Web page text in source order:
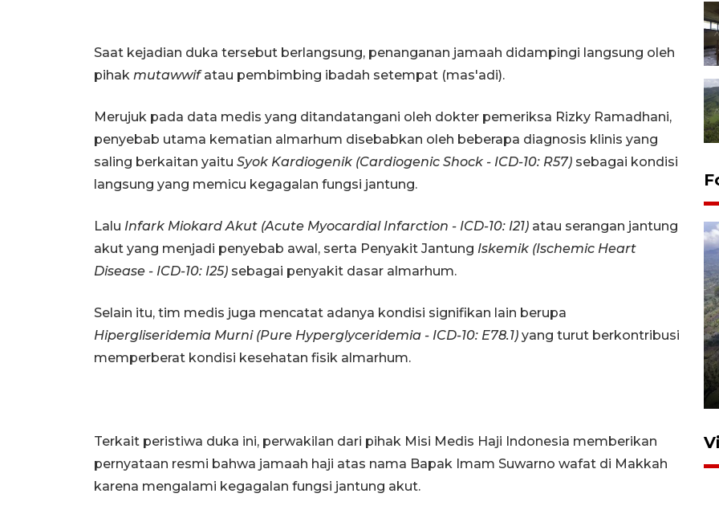
Saat kejadian duka tersebut berlangsung, penanganan jamaah didampingi langsung oleh
pihak mutawwifatau pembimbing ibadah setempat (mas'adi).
Merujuk pada data medis yang ditandatangani oleh dokter pemeriksa Rizky Ramadhani,
penyebab utama kematian almarhum disebabkan oleh beberapa diagnosis klinis yang
saling berkaitan yaitu Syok Kardiogenik (Cardiogenic Shock - ICD-10: R57) sebagai kondisi
langsung yang memicu kegagalan fungsi jantung.
Lalu Infark Miokard Akut (Acute Myocardial Infarction - ICD-10: I21) atau serangan jantung
akut yang menjadi penyebab awal, serta Penyakit Jantung Iskemik (Ischemic Heart
Disease - ICD-10: I25) sebagai penyakit dasar almarhum.
Selain itu, tim medis juga mencatat adanya kondisi signifikan lain berupa
Hipergliseridemia Murni (Pure Hyperglyceridemia - ICD-10: E78.1) yang turut berkontribusi
memperberat kondisi kesehatan fisik almarhum.
Terkait peristiwa duka ini, perwakilan dari pihak Misi Medis Haji Indonesia memberikan
pernyataan resmi bahwa jamaah haji atas nama Bapak Imam Suwarno wafat di Makkah
karena mengalami kegagalan fungsi jantung akut.
Penyusutan debit air Sungai